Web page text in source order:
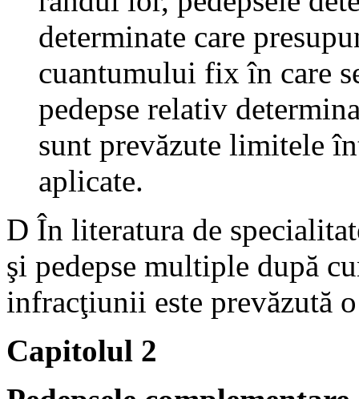
determinate care
cuantumului fix în care
pedepse relativ
sunt prevăzute limitele
aplicate.
D În literatura de
şi pedepse multiple după
infracţiunii este prevăzută
Capitolul 2